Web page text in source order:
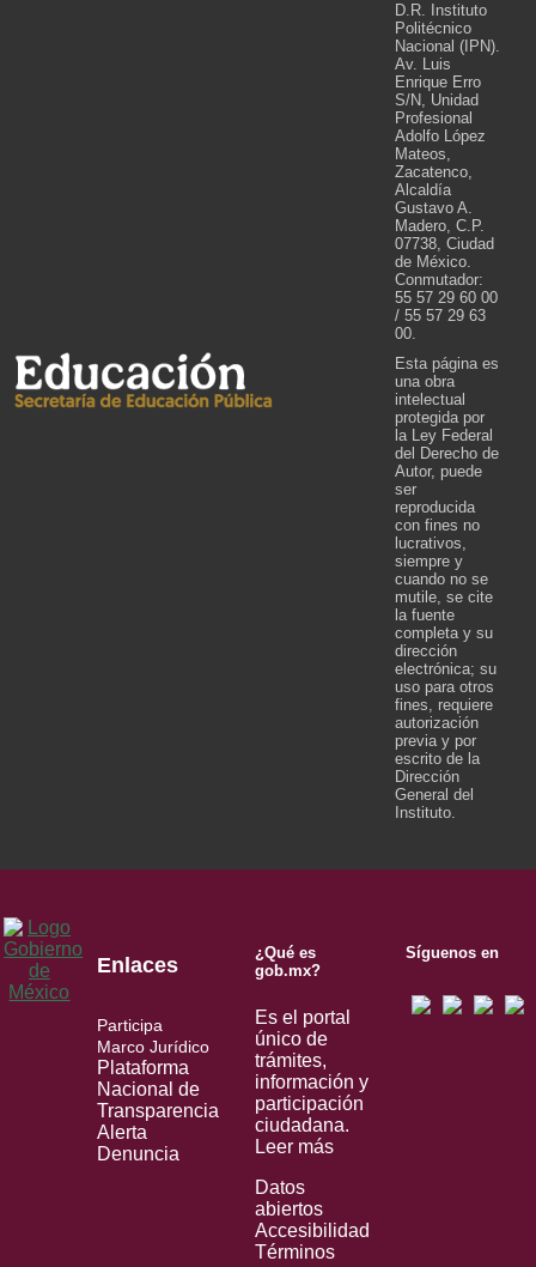
D.R. Instituto
Politécnico
Nacional (IPN).
Av. Luis
Enrique Erro
S/N, Unidad
Profesional
Adolfo López
Mateos,
Zacatenco,
Alcaldía
Gustavo A.
Madero, C.P.
07738, Ciudad
de México.
Conmutador:
55 57 29 60 00
/ 55 57 29 63
00.
Esta página es
una obra
intelectual
protegida por
la Ley Federal
del Derecho de
Autor, puede
ser
reproducida
con fines no
lucrativos,
siempre y
cuando no se
mutile, se cite
la fuente
completa y su
dirección
electrónica; su
uso para otros
fines, requiere
autorización
previa y por
escrito de la
Dirección
General del
Instituto.
Enlaces
Participa
Marco Jurídico
Plataforma
Nacional de
Transparencia
Alerta
Denuncia
¿Qué es
gob.mx?
Es el portal
único de
trámites,
información y
participación
ciudadana.
Leer más
Datos
abiertos
Accesibilidad
Términos
Síguenos en